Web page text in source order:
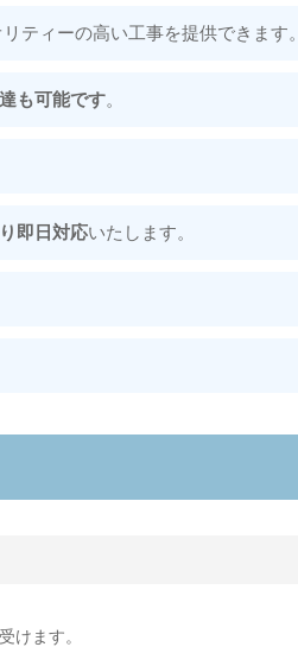
ティーの高い工事を提供できます。
も可能です。
即日対応いたします。
けます。